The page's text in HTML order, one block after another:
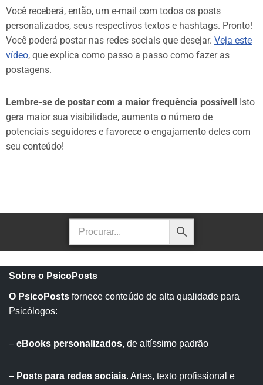
Você receberá, então, um e-mail com todos os posts
personalizados, seus respectivos textos e hashtags. Pronto!
Você poderá postar nas redes sociais que desejar. Veja este
vídeo, que explica como passo a passo como fazer as
postagens.
Lembre-se de postar com a maior frequência possível! Isto
gera maior sua visibilidade, aumenta o número de
potenciais seguidores e favorece o engajamento deles com
seu conteúdo!
Sobre o PsicoPosts
O PsicoPosts fornece conteúdo de alta qualidade para
Psicólogos:
– eBooks personalizados, de altíssimo padrão
– Posts para redes sociais. Artes, texto profissional e